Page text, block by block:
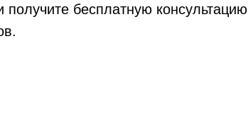
получите бесплатную консультацию